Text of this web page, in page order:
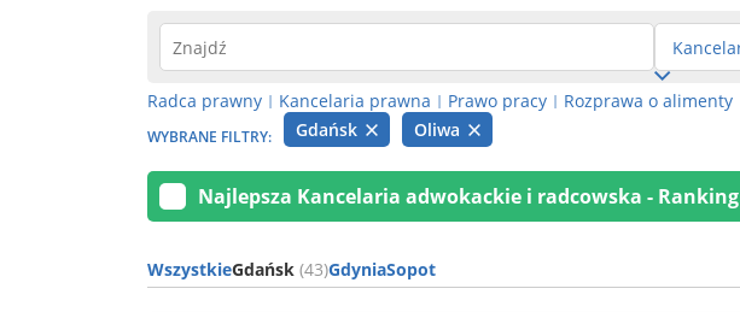
Radca prawny | Kancelaria prawna | Prawo pracy | Rozprawa o alimenty
WYBRANE FILTRY: Gdańsk Oliwa
Najlepsza Kancelaria adwokackie i radcowska - Ranking
WszystkieGdańsk (43)GdyniaSopot